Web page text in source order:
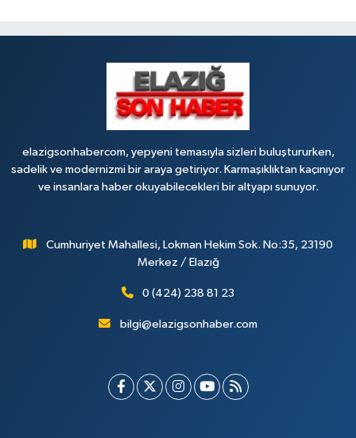
elazigsonhabercom, yepyeni temasıyla sizleri buluştururken,
sadelik ve modernizmi bir araya getiriyor. Karmaşıklıktan kaçınıyor
ve insanlara haber okuyabilecekleri bir altyapı sunuyor.
Cumhuriyet Mahallesi, Lokman Hekim Sok. No:35, 23190
Merkez / Elazığ
0 (424) 238 81 23
bilgi@elazigsonhaber.com